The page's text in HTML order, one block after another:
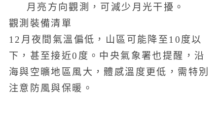
月亮方向觀測，可減少月光干擾。
觀測裝備清單
12月夜間氣溫偏低，山區可能降至10度以
下，甚至接近0度。中央氣象署也提醒，沿
海與空曠地區風大，體感溫度更低，需特別
注意防風與保暖。